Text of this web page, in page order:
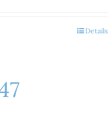
Details